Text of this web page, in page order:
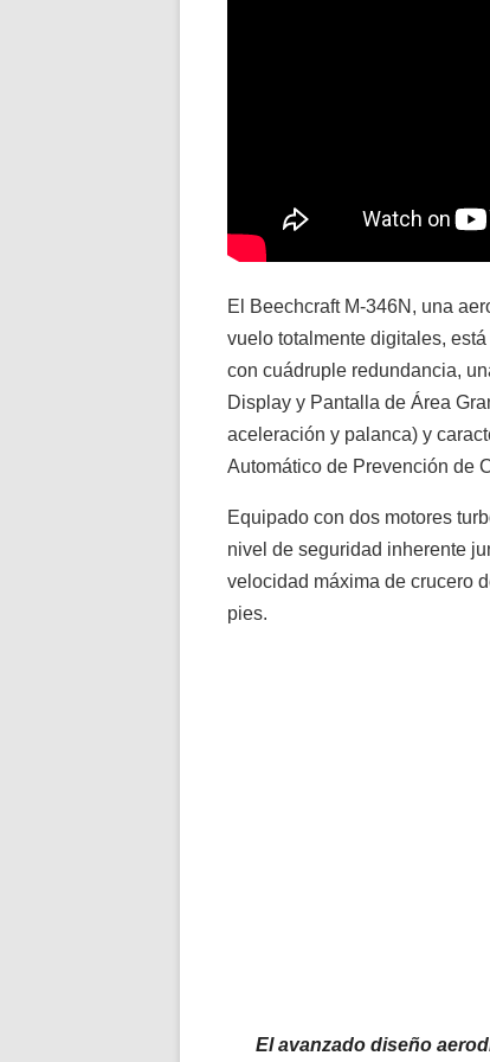
El Beechcraft M-346N, una
vuelo totalmente digitales,
con cuádruple redundancia,
Display y Pantalla de Área
aceleración y palanca) y
Automático de Prevención de
Equipado con dos motores
nivel de seguridad inherente
velocidad máxima de crucero
pies.
El avanzado diseño